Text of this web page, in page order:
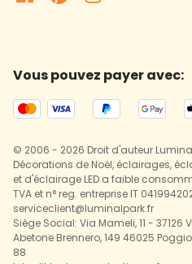
Vous pouvez payer avec:
© 2006 - 2026 Droit d'auteur
Décorations de Noël, éclairages,
et d'éclairage LED a faible
TVA et n° reg. entreprise IT
serviceclient@luminalpark.fr
Siège Social: Via Mameli, 11 -
Abetone Brennero, 149 46025
88